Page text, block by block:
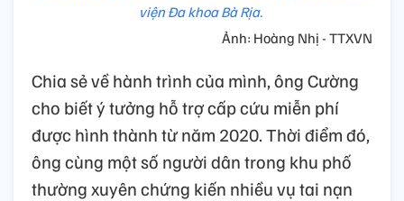
viện Đa khoa Bà Rịa.
Ảnh: Hoàng Nhị - TTXVN
Chia sẻ về hành trình của mình, ông Cường
cho biết ý tưởng hỗ trợ cấp cứu miễn phí
được hình thành từ năm 2020. Thời điểm đó,
ông cùng một số người dân trong khu phố
thường xuyên chứng kiến nhiều vụ tai nạn